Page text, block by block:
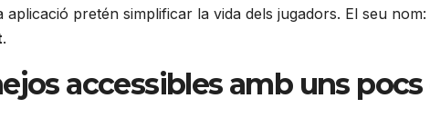
pretén simplificar la vida dels jugadors. El seu nom:
.
accessibles amb uns